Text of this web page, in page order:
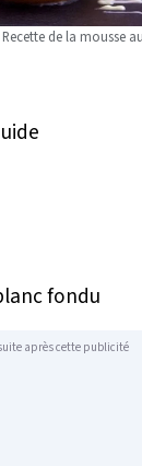
de la mousse
fondu
après cette publicité